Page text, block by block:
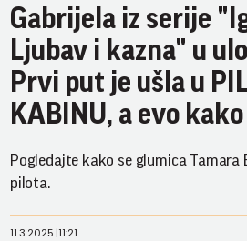
Gabrijela iz serije
Ljubav i kazna" u
Prvi put je ušla u
KABINU, a evo
Pogledajte kako se glumica Tamara
pilota.
11.3.2025.|11:21